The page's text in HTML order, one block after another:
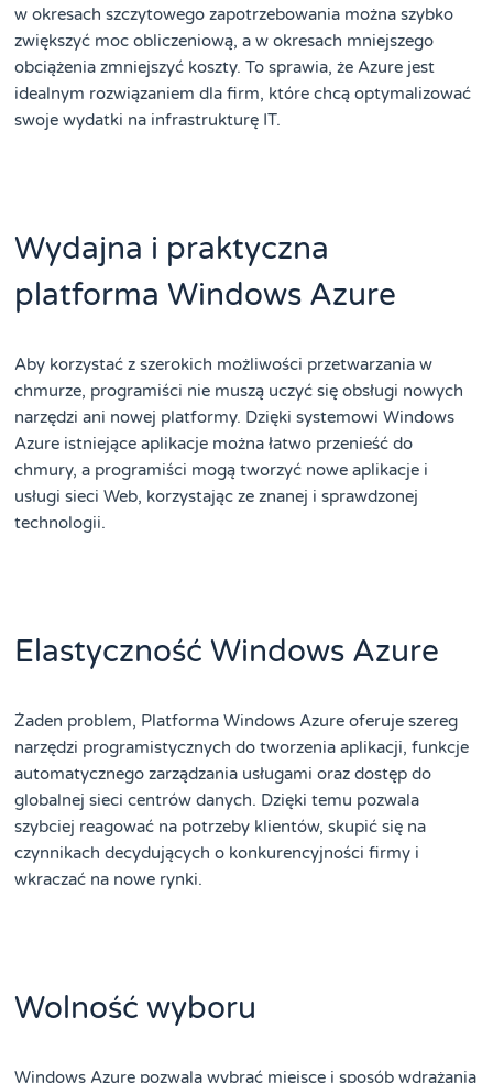
w okresach szczytowego zapotrzebowania można szybko
zwiększyć moc obliczeniową, a w okresach mniejszego
obciążenia zmniejszyć koszty. To sprawia, że Azure jest
idealnym rozwiązaniem dla firm, które chcą optymalizować
swoje wydatki na infrastrukturę IT.
Wydajna i praktyczna
platforma Windows Azure
Aby korzystać z szerokich możliwości przetwarzania w
chmurze, programiści nie muszą uczyć się obsługi nowych
narzędzi ani nowej platformy. Dzięki systemowi Windows
Azure istniejące aplikacje można łatwo przenieść do
chmury, a programiści mogą tworzyć nowe aplikacje i
usługi sieci Web, korzystając ze znanej i sprawdzonej
technologii.
Elastyczność Windows Azure
Żaden problem, Platforma Windows Azure oferuje szereg
narzędzi programistycznych do tworzenia aplikacji, funkcje
automatycznego zarządzania usługami oraz dostęp do
globalnej sieci centrów danych. Dzięki temu pozwala
szybciej reagować na potrzeby klientów, skupić się na
czynnikach decydujących o konkurencyjności firmy i
wkraczać na nowe rynki.
Wolność wyboru
Windows Azure pozwala wybrać miejsce i sposób wdrażania